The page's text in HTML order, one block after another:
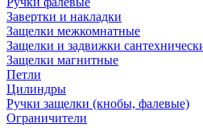
Завертки и накладки
Защелки межкомнатные
Защелки и задвижки
Защелки магнитные
Петли
Цилиндры
Ручки защелки (кнобы, фалевые)
Ограничители